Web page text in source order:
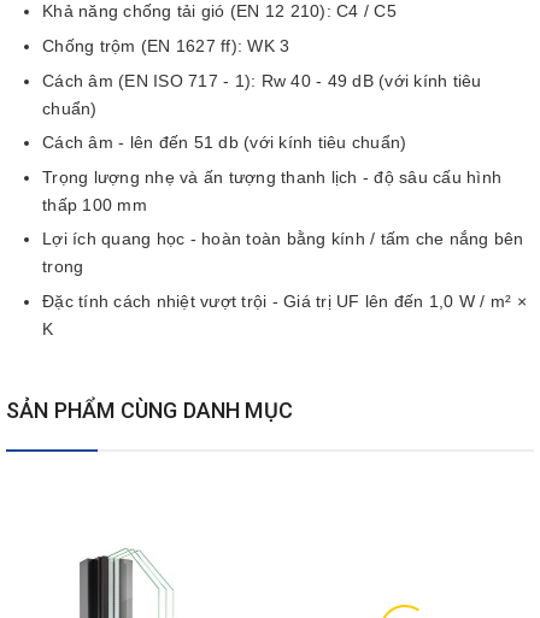
Khả năng chống tải gió (EN 12 210): C4 / C5
Chống trộm (EN 1627 ff): WK 3
Cách âm (EN ISO 717 - 1): Rw 40 - 49 dB (với kính tiêu
chuẩn)
Cách âm - lên đến 51 db (với kính tiêu chuẩn)
Trọng lượng nhẹ và ấn tượng thanh lịch - độ sâu cấu hình
thấp 100 mm
Lợi ích quang học - hoàn toàn bằng kính / tấm che nắng bên
trong
Đặc tính cách nhiệt vượt trội - Giá trị UF lên đến 1,0 W / m² ×
K
SẢN PHẨM CÙNG DANH MỤC